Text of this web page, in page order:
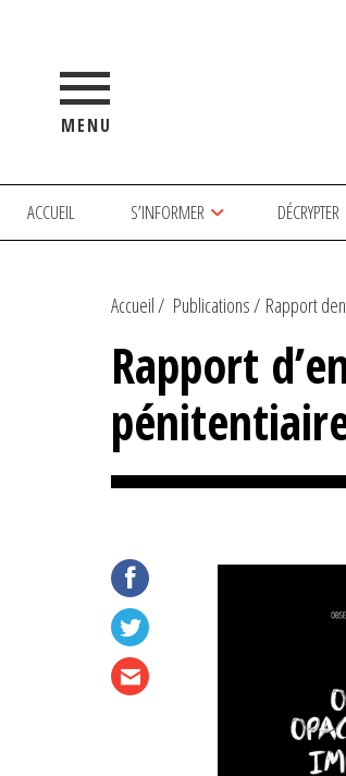
MENU
ACCUEIL S’INFORMER DÉCRYPTER
Accueil Publications Rapport
Rapport